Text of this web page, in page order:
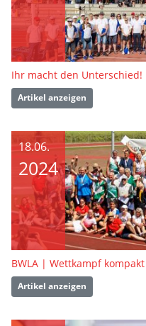
Ihr macht den Unterschied!
Artikel anzeigen
18.06.
2024
BWLA | Wettkampf kompakt
Artikel anzeigen